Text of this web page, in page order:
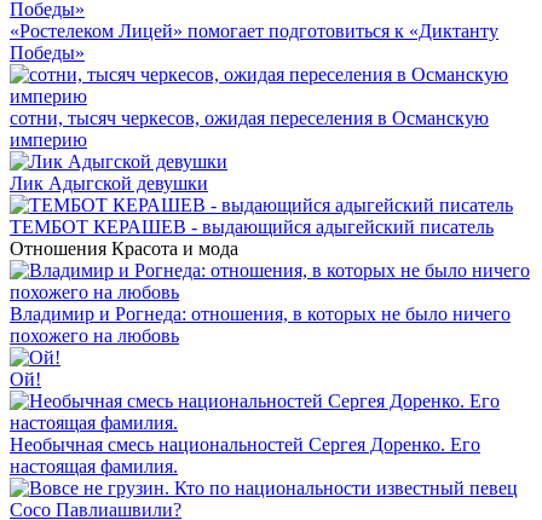
«Ростелеком Лицей» помогает подготовиться к «Диктанту
Победы»
сотни, тысяч черкесов, ожидая переселения в Османскую
империю
Лик Адыгской девушки
ТЕМБОТ КЕРАШЕВ - выдающийся адыгейский писатель
Отношения Красота и мода
Владимир и Рогнеда: отношения, в которых не было ничего
похожего на любовь
Ой!
Необычная смесь национальностей Сергея Доренко. Его
настоящая фамилия.